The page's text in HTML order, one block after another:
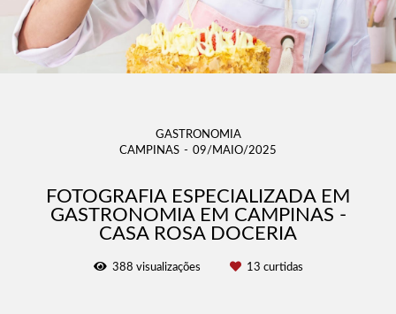
GASTRONOMIA
CAMPINAS
09/MAIO/2025
FOTOGRAFIA ESPECIALIZADA EM
GASTRONOMIA EM CAMPINAS -
CASA ROSA DOCERIA
388 visualizações 13 curtidas